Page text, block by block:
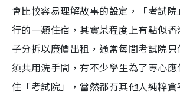
會比較容易理解故事的設定，「考試
行的一類住宿，其實某程度上有點似
子分拆以廉價出租，通常每間考試院
須共用洗手間，有不少學生為了專心
住「考試院」，當然都有其他人純粹